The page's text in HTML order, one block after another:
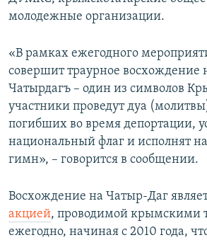
молодежные организации.
«В рамках ежегодного
совершит траурное восхождение
Чатырдагъ – один из символов
участники проведут дуа
погибших во время депортации,
национальный флаг и исполнят
гимн», – говорится в сообщении.
Восхождение на Чатыр-Даг
акцией, проводимой крымскими
ежегодно, начиная с 2010 года,